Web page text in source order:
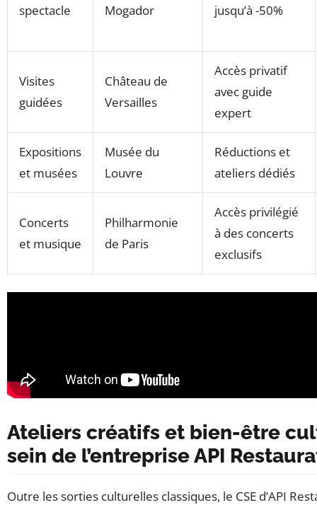
spectacle
Mogador
jusqu’à -50%
Visites
guidées
Château de
Versailles
Accès privatif
avec guide
expert
Expositions
et musées
Musée du
Louvre
Réductions et
ateliers dédiés
Concerts
et musique
Philharmonie
de Paris
Accès privilégié
à des concerts
exclusifs
Ateliers créatifs et bien-être
sein de l’entreprise API
Outre les sorties culturelles classiques, le CSE d’API